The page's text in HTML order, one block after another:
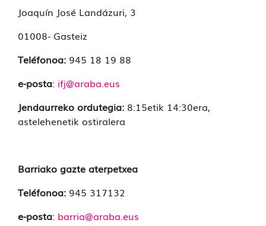
Joaquín José Landázuri, 3
01008- Gasteiz
Teléfonoa: 945 18 19 88
e-posta: ifj@araba.eus
Jendaurreko ordutegia: 8:15etik 14:30era,
astelehenetik ostiralera
Barriako gazte aterpetxea
Teléfonoa: 945 317132
e-posta: barria@araba.eus